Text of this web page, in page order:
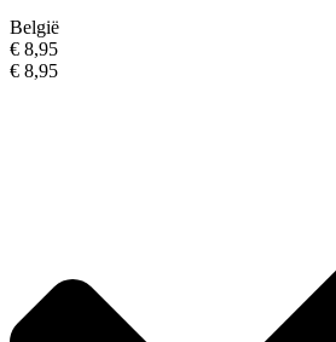
België
€ 8,95
€ 8,95